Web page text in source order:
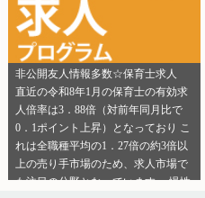
旨をご入力ください。 メディパート
ナーにご登録いただいているアフィ
リエイター様は「お問い合わせはこ
ちら」からご連絡ください。
非公開友人情報多数☆保育士求人
直近の令和8年1月の保育士の有効求
人倍率は3．88倍（対前年同月比で
0．1ポイント上昇）となっており こ
れは全職種平均の1．27倍の約3倍以
上の売り手市場のため、求人市場で
も注目の分野となっています。 慢性